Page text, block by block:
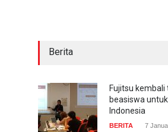
gencar
COMPUTING &
7 Januari 2017
Berita
Fujitsu
beasiswa
Indonesia
BERITA 7